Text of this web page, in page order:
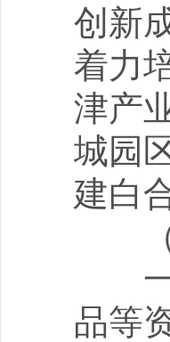
创新
着力
津产
城园
建白
（
一
品等